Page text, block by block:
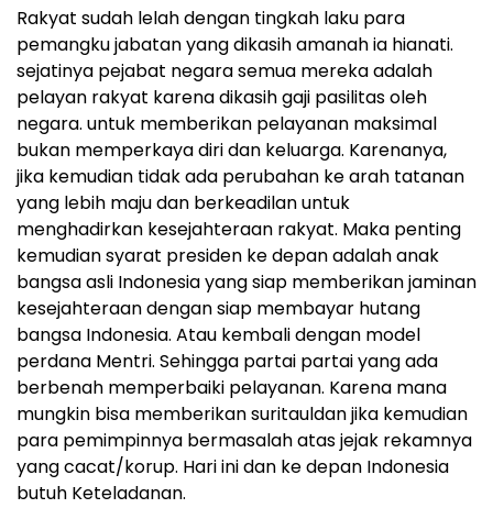
Rakyat sudah lelah dengan tingkah laku para
pemangku jabatan yang dikasih amanah ia hianati.
sejatinya pejabat negara semua mereka adalah
pelayan rakyat karena dikasih gaji pasilitas oleh
negara. untuk memberikan pelayanan maksimal
bukan memperkaya diri dan keluarga. Karenanya,
jika kemudian tidak ada perubahan ke arah tatanan
yang lebih maju dan berkeadilan untuk
menghadirkan kesejahteraan rakyat. Maka penting
kemudian syarat presiden ke depan adalah anak
bangsa asli Indonesia yang siap memberikan jaminan
kesejahteraan dengan siap membayar hutang
bangsa Indonesia. Atau kembali dengan model
perdana Mentri. Sehingga partai partai yang ada
berbenah memperbaiki pelayanan. Karena mana
mungkin bisa memberikan suritauldan jika kemudian
para pemimpinnya bermasalah atas jejak rekamnya
yang cacat/korup. Hari ini dan ke depan Indonesia
butuh Keteladanan.